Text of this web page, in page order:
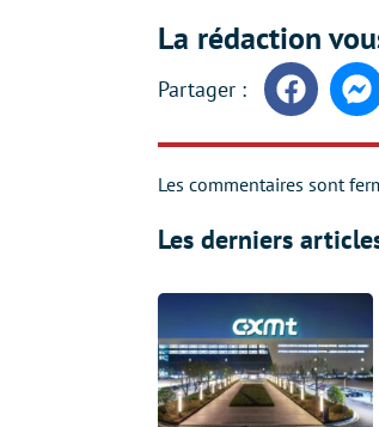
La rédaction
Facebook
Les commentaires sont
Les derniers